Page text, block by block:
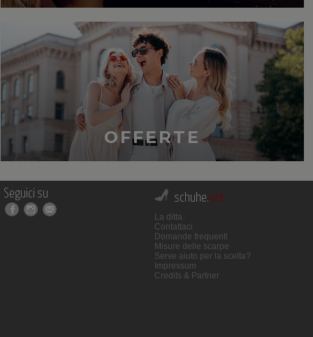
OFFERTE
Seguici su schuhe.net
La ditta
Contattaci
Domande frequenti
Misure delle scarpe
Serve aiuto per la scelta?
Impressum
Credits & Partner